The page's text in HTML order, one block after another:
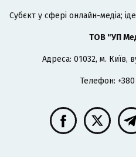
Cубєкт у сфері онлайн-медіа;
ТОВ "УП
Адреса: 01032, м. Київ,
Телефон: